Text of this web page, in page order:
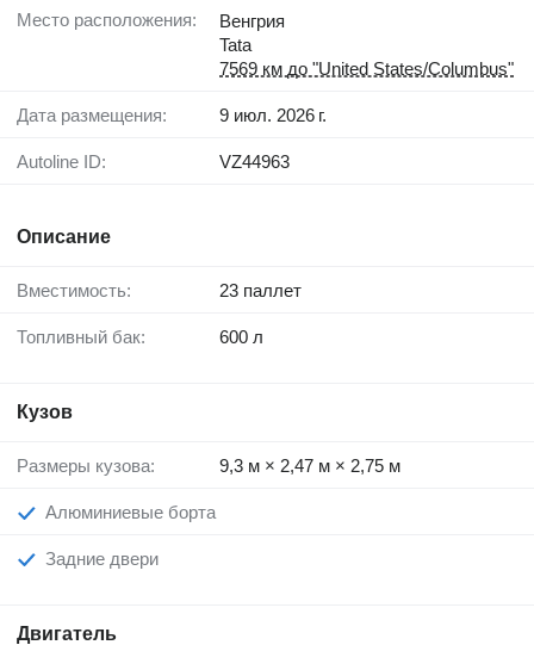
Место расположения:
Венгрия
Tata
7569 км до "United States/Columbus"
Дата размещения: 9 июл. 2026 г.
Autoline ID: VZ44963
Описание
Вместимость: 23 паллет
Топливный бак: 600 л
Кузов
Размеры кузова: 9,3 м × 2,47 м × 2,75 м
Алюминиевые борта
Задние двери
Двигатель